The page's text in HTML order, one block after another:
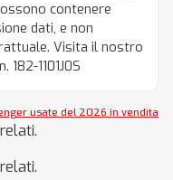
contenere
dati, e non
Visita il nostro
1101J0S
usate del 2026 in vendita